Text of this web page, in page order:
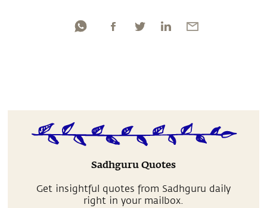
Sadhguru Quotes
Get insightful quotes from Sadhguru daily
right in your mailbox.